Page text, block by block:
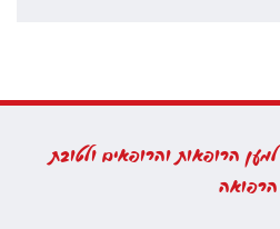
למען הרופאות והרופאים ולטובת
הרפואה